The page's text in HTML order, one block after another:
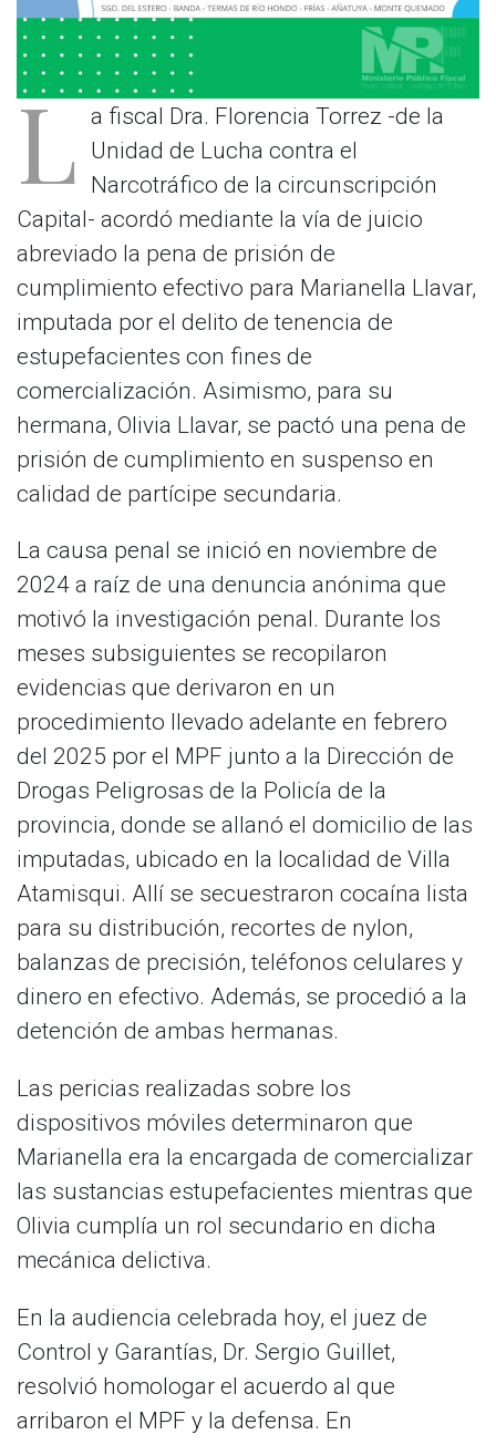
L a fiscal Dra. Florencia Torrez -de la
Unidad de Lucha contra el
Narcotráfico de la circunscripción
Capital- acordó mediante la vía de juicio
abreviado la pena de prisión de
cumplimiento efectivo para Marianella Llavar,
imputada por el delito de tenencia de
estupefacientes con fines de
comercialización. Asimismo, para su
hermana, Olivia Llavar, se pactó una pena de
prisión de cumplimiento en suspenso en
calidad de partícipe secundaria.
​La causa penal se inició en noviembre de
2024 a raíz de una denuncia anónima que
motivó la investigación penal. Durante los
meses subsiguientes se recopilaron
evidencias que derivaron en un
procedimiento llevado adelante en febrero
del 2025 por el MPF junto a la Dirección de
Drogas Peligrosas de la Policía de la
provincia, donde se allanó el domicilio de las
imputadas, ubicado en la localidad de Villa
Atamisqui. Allí se secuestraron cocaína lista
para su distribución, recortes de nylon,
balanzas de precisión, teléfonos celulares y
dinero en efectivo. Además, se procedió a la
detención de ambas hermanas.
Las pericias realizadas sobre los
dispositivos móviles determinaron que
Marianella era la encargada de comercializar
las sustancias estupefacientes mientras que
Olivia cumplía un rol secundario en dicha
mecánica delictiva.
​En la audiencia celebrada hoy, el juez de
Control y Garantías, Dr. Sergio Guillet,
resolvió homologar el acuerdo al que
arribaron el MPF y la defensa. En